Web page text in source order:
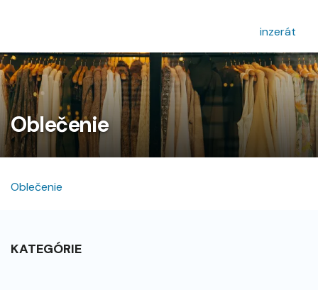
inzerát
Oblečenie
Oblečenie
KATEGÓRIE